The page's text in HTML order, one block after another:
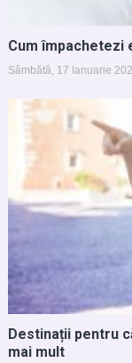
Cum
Sâmbătă, 17 Ianuarie
Destinații pentru
mai mult